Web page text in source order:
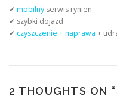
✔ mobilny serwis rynien
✔ szybki dojazd
✔ czyszczenie + naprawa +
2 THOUGHTS ON “